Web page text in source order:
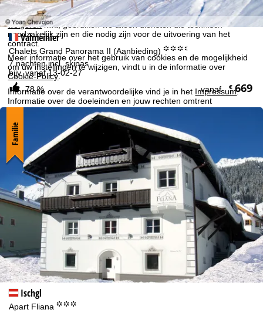
Door opaccepterente klikken, accepteert u het gebruik van niet-
functionele cookies en soortgelijke technologieën. Als u op
weigerenklikt, gebruiken we alleen diensten die technisch
noodzakelijk zijn en die nodig zijn voor de uitvoering van het
contract.
Meer informatie over het gebruik van cookies en de mogelijkheid
om uw instellingen te wijzigen, vindt u in de informatie over
Cookie-Policy.
Informatie over de verantwoordelijke vind je in het Impressum.
Informatie over de doeleinden en jouw rechten omtrent
gegevensbescherming vind je onzePrivacy Policy.
Accepteren
Valmeinier
Chalets Grand Panorama II (Aanbieding) °°°.
7 nachten incl. skipas
bijv. vanaf 13-02-27
78 %
vanaf €669
Ischgl
Apart Fliana °°°
Familie